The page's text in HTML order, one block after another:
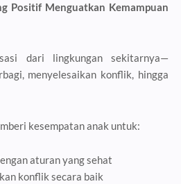
Positif Menguatkan Kemampuan
dari lingkungan sekitarnya—
menyelesaikan konflik, hingga
kesempatan anak untuk:
aturan yang sehat
konflik secara baik